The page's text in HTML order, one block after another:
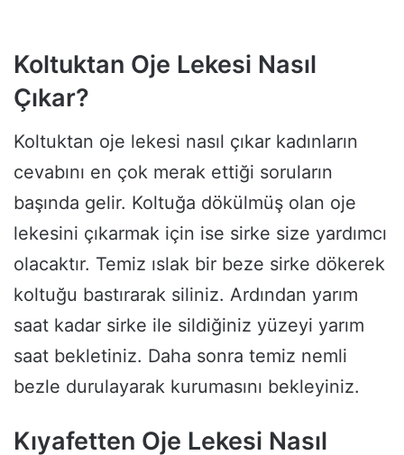
Koltuktan Oje Lekesi Nasıl
Çıkar?
Koltuktan oje lekesi nasıl çıkar kadınların
cevabını en çok merak ettiği soruların
başında gelir. Koltuğa dökülmüş olan oje
lekesini çıkarmak için ise sirke size yardımcı
olacaktır. Temiz ıslak bir beze sirke dökerek
koltuğu bastırarak siliniz. Ardından yarım
saat kadar sirke ile sildiğiniz yüzeyi yarım
saat bekletiniz. Daha sonra temiz nemli
bezle durulayarak kurumasını bekleyiniz.
Kıyafetten Oje Lekesi Nasıl